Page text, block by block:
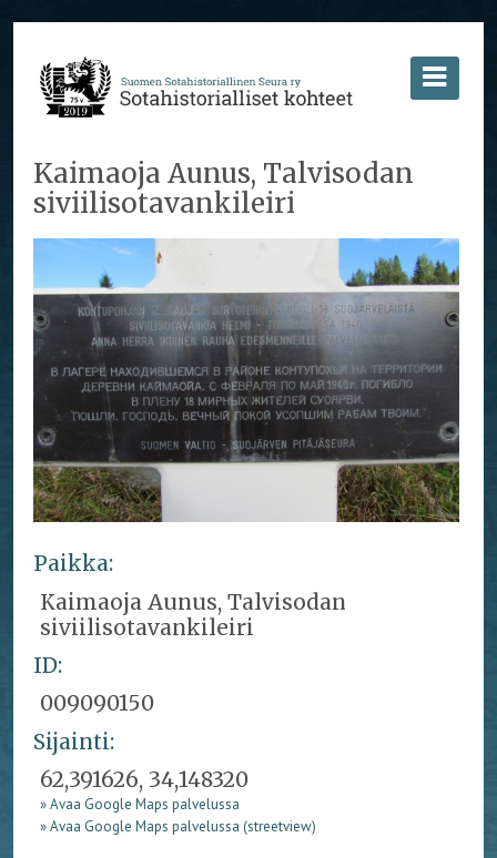
Kaimaoja Aunus, Talvisodan
siviilisotavankileiri
Paikka:
Kaimaoja Aunus, Talvisodan
siviilisotavankileiri
ID:
009090150
Sijainti:
62,391626, 34,148320
» Avaa Google Maps palvelussa
» Avaa Google Maps palvelussa (streetview)